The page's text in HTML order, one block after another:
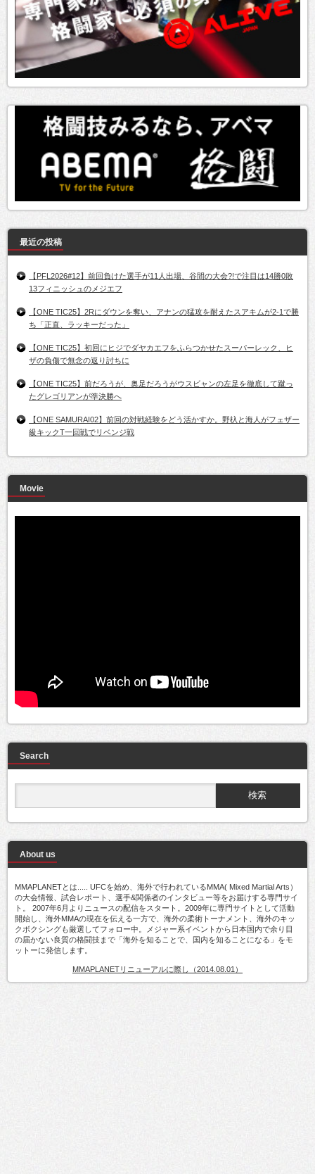
最近の投稿
【PFL2026#12】前回負けた選手が11人出場、谷間の大会?!で注目は14勝0敗
13フィニッシュのメジエフ
【ONE TIC25】2Rにダウンを奪い、アナンの猛攻を耐えたスアキムが2-1で勝
ち「正直、ラッキーだった」
【ONE TIC25】初回にヒジでダヤカエフをふらつかせたスーパーレック、ヒ
ザの負傷で無念の返り討ちに
【ONE TIC25】前だろうが、奥足だろうがウスビャンの左足を徹底して蹴っ
たグレゴリアンが準決勝へ
【ONE SAMURAI02】前回の対戦経験をどう活かすか。野杁と海人がフェザー
級キックT一回戦でリベンジ戦
Movie
Search
About us
MMAPLANETとは..... UFCを始め、海外で行われているMMA( Mixed Martial Arts）
の大会情報、試合レポート、選手&関係者のインタビュー等をお届けする専門サイ
ト。 2007年6月よりニュースの配信をスタート。2009年に専門サイトとして活動
開始し、海外MMAの現在を伝える一方で、海外の柔術トーナメント、海外のキッ
クボクシングも厳選してフォロー中。メジャー系イベントから日本国内で余り目
の届かない良質の格闘技まで「海外を知ることで、国内を知ることになる」をモ
ットーに発信します。
MMAPLANETリニューアルに際し（2014.08.01）